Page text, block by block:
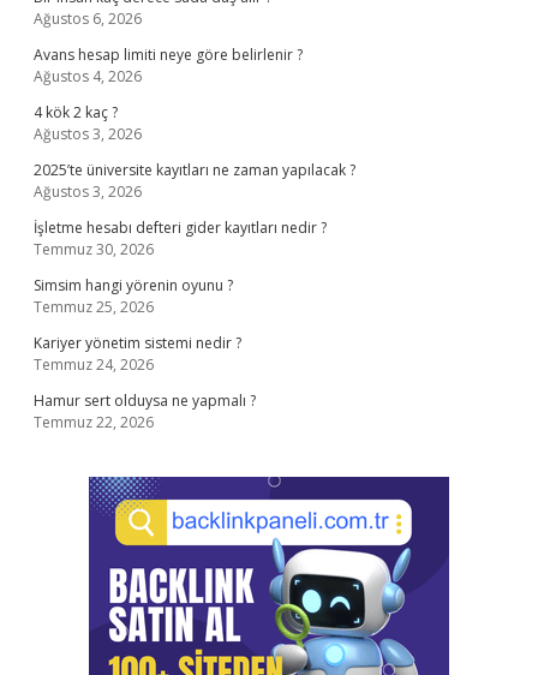
Ağustos 6, 2026
Avans hesap limiti neye göre belirlenir ?
Ağustos 4, 2026
4 kök 2 kaç ?
Ağustos 3, 2026
2025’te üniversite kayıtları ne zaman yapılacak ?
Ağustos 3, 2026
İşletme hesabı defteri gider kayıtları nedir ?
Temmuz 30, 2026
Simsim hangi yörenin oyunu ?
Temmuz 25, 2026
Kariyer yönetim sistemi nedir ?
Temmuz 24, 2026
Hamur sert olduysa ne yapmalı ?
Temmuz 22, 2026